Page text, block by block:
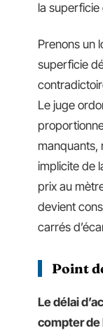
la superficie
Prenons un
superficie
Le juge
manquants,
implicite de
prix au
devient
carrés
Point
Le délai
compter de